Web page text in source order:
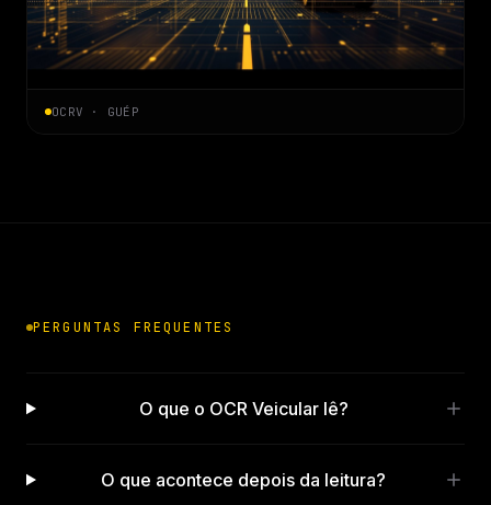
OCRV · GUÉP
PERGUNTAS FREQUENTES
O que o OCR Veicular lê?
O que acontece depois da leitura?